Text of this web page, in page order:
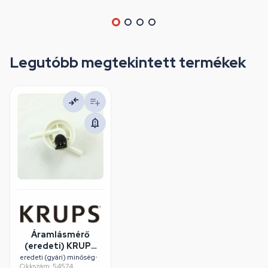
Legutóbb megtekintett termékek
Áramlásmérő
(eredeti) KRUPS
kávéfőző gép /
eredeti (gyári) minőség•
Cikkszám: 54574